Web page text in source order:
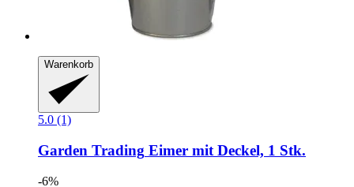
Warenkorb
5.0 (1)
Garden Trading Eimer mit Deckel, 1 Stk.
-6%